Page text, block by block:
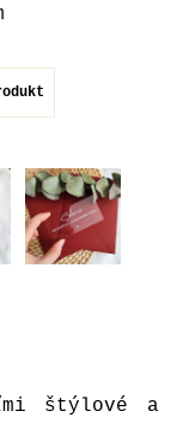
štýlové a